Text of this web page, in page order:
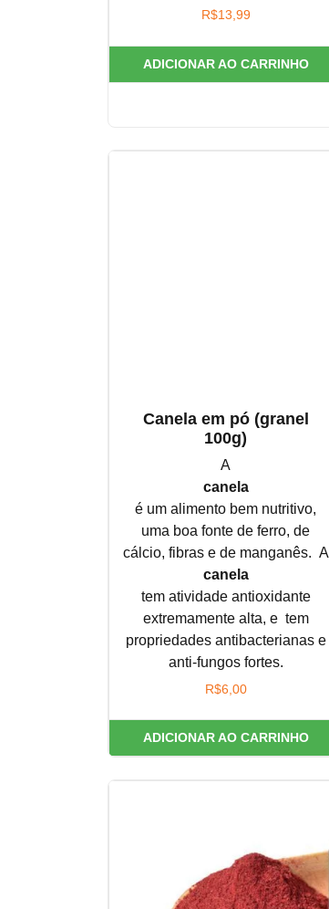
R$13,99
ADICIONAR AO CARRINHO
Canela em pó (granel
100g)
A
canela
é um alimento bem nutritivo,
uma boa fonte de ferro, de
cálcio, fibras e de manganês. A
canela
tem atividade antioxidante
extremamente alta, e tem
propriedades antibacterianas e
anti-fungos fortes.
R$6,00
ADICIONAR AO CARRINHO